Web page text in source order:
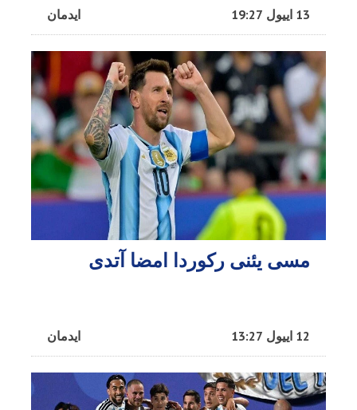
ایدمان 13 اییول 19:27
مسی یئنی رکوردا امضا آتدی
ایدمان 12 اییول 13:27